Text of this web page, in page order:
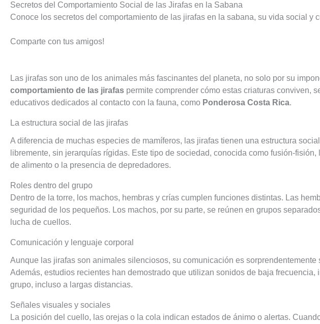
Secretos del Comportamiento Social de las Jirafas en la Sabana
Conoce los secretos del comportamiento de las jirafas en la sabana, su vida social y
Comparte con tus amigos!
Las jirafas son uno de los animales más fascinantes del planeta, no solo por su
comportamiento de las jirafas permite comprender cómo estas criaturas conviven,
educativos dedicados al contacto con la fauna, como Ponderosa Costa Rica.
La estructura social de las jirafas
A diferencia de muchas especies de mamíferos, las jirafas tienen una estructura
libremente, sin jerarquías rígidas. Este tipo de sociedad, conocida como fusión-
de alimento o la presencia de depredadores.
Roles dentro del grupo
Dentro de la torre, los machos, hembras y crías cumplen funciones distintas. Las
seguridad de los pequeños. Los machos, por su parte, se reúnen en grupos
lucha de cuellos.
Comunicación y lenguaje corporal
Aunque las jirafas son animales silenciosos, su comunicación es
Además, estudios recientes han demostrado que utilizan sonidos de baja
grupo, incluso a largas distancias.
Señales visuales y sociales
La posición del cuello, las orejas o la cola indican estados de ánimo o alertas.